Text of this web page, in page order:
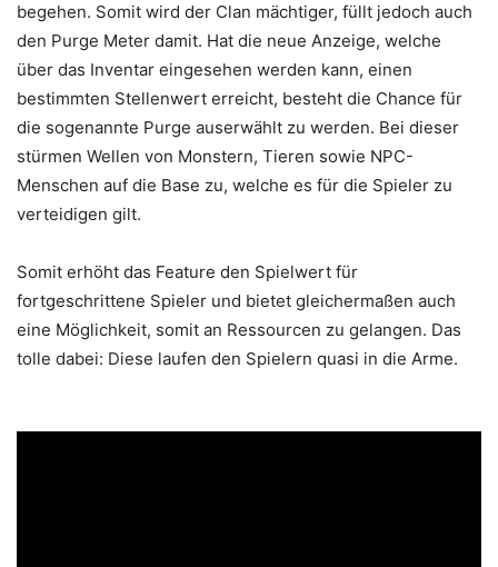
begehen. Somit wird der Clan mächtiger, füllt jedoch auch
den Purge Meter damit. Hat die neue Anzeige, welche
über das Inventar eingesehen werden kann, einen
bestimmten Stellenwert erreicht, besteht die Chance für
die sogenannte Purge auserwählt zu werden. Bei dieser
stürmen Wellen von Monstern, Tieren sowie NPC-
Menschen auf die Base zu, welche es für die Spieler zu
verteidigen gilt.
Somit erhöht das Feature den Spielwert für
fortgeschrittene Spieler und bietet gleichermaßen auch
eine Möglichkeit, somit an Ressourcen zu gelangen. Das
tolle dabei: Diese laufen den Spielern quasi in die Arme.